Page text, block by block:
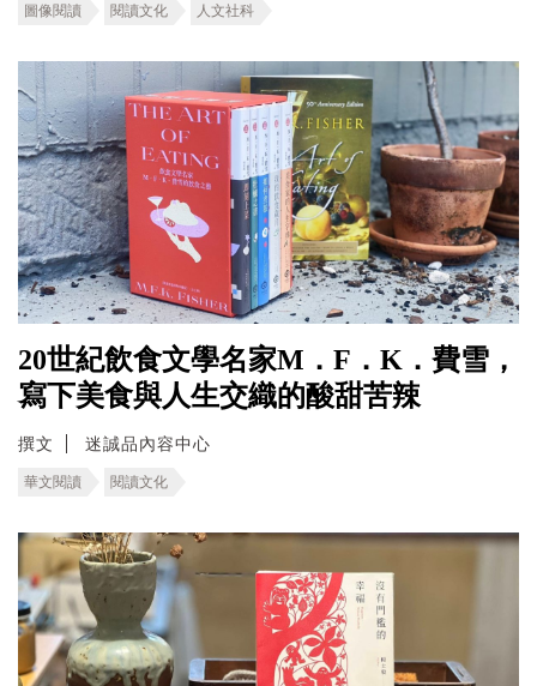
圖像閱讀 閱讀文化 人文社科
20世紀飲食文學名家M．F．K．費雪，
寫下美食與人生交織的酸甜苦辣
撰文 迷誠品內容中心
華文閱讀 閱讀文化